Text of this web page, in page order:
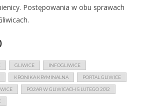
Postępowania w obu sprawach
GLIWICE INFOGLIWICE
KRONIKA KRYMINALNA PORTAL GLIWICE
POŻAR W GLIWICACH 5 LUTEGO 2012